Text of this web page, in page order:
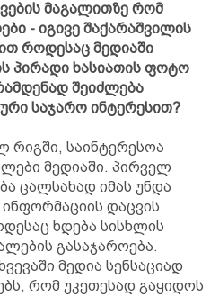
მაგალითზე რომ
- იგივე შაქარაშვილის
როდესაც მედიაში
პირადი ხასიათის ფოტო
შეიძლება
საჯარო ინტერესით?
რიგში, საინტერესოა
მედიაში. პირველ
ცალსახად იმას უნდა
დაცვის
ხდება სისხლის
გასაჯაროება.
მედია სენსაციად
რომ უკეთესად გაყიდოს